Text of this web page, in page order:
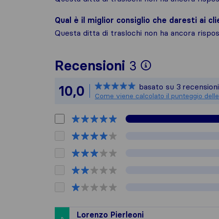
Qual è il miglior consiglio che daresti ai
Questa ditta di traslochi non ha ancora
Recensioni 3
Per avere
Tutte le
10,0 basato su 3
Come viene calcolato il punteggio
Lorenzo Pierleoni